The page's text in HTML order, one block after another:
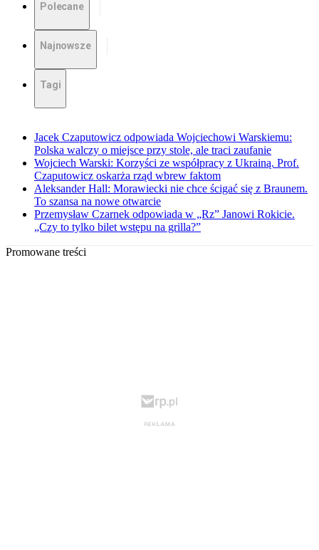
Polecane
Najnowsze
Tagi
Jacek Czaputowicz odpowiada Wojciechowi Warskiemu:
Polska walczy o miejsce przy stole, ale traci zaufanie
Wojciech Warski: Korzyści ze współpracy z Ukrainą. Prof.
Czaputowicz oskarża rząd wbrew faktom
Aleksander Hall: Morawiecki nie chce ścigać się z Braunem.
To szansa na nowe otwarcie
Przemysław Czarnek odpowiada w „Rz” Janowi Rokicie.
„Czy to tylko bilet wstępu na grilla?”
Promowane treści